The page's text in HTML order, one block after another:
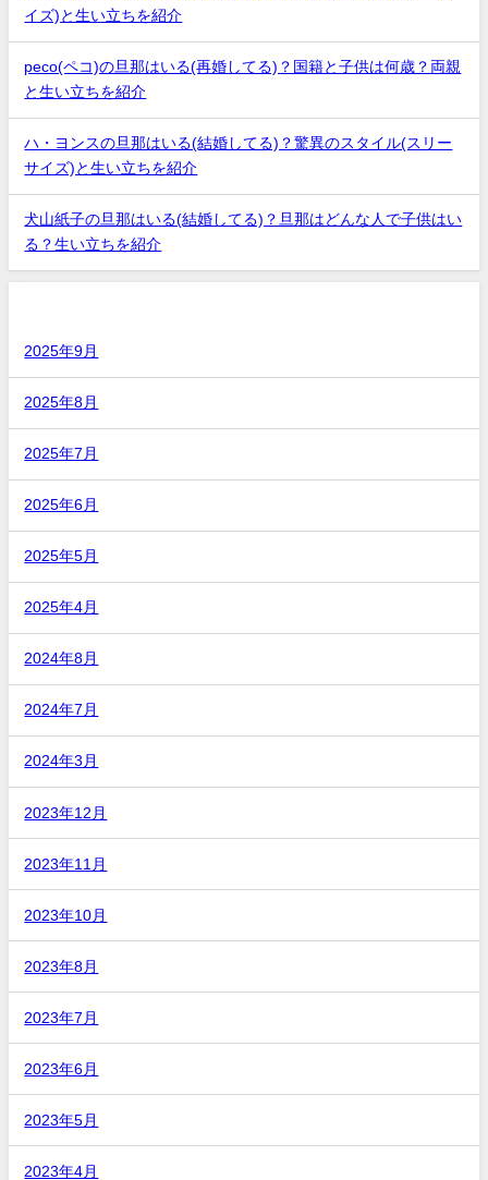
イズ)と生い立ちを紹介
peco(ペコ)の旦那はいる(再婚してる)？国籍と子供は何歳？両親
と生い立ちを紹介
ハ・ヨンスの旦那はいる(結婚してる)？驚異のスタイル(スリー
サイズ)と生い立ちを紹介
犬山紙子の旦那はいる(結婚してる)？旦那はどんな人で子供はい
る？生い立ちを紹介
2025年9月
2025年8月
2025年7月
2025年6月
2025年5月
2025年4月
2024年8月
2024年7月
2024年3月
2023年12月
2023年11月
2023年10月
2023年8月
2023年7月
2023年6月
2023年5月
2023年4月